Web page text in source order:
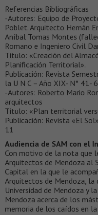
Referencias Bibliográficas
-Autores: Equipo de
Poblet. Arquitecto Hemán
Aníbal Tomas Montes
Romano e Ingeniero Civil
Titulo: «Creación del
Planificación Territorial».
Publicación: Revista
la U N C – Año XIX- N° 41-
-Autores: Roberto Mario
arquitectos
Titulo: «Plan territorial
Publicación: Revista «El
11
Audiencia de SAM con el
Con motivo de la nota que
Arquitectos de Mendoza al
Capital en la que le
Arquitectos de Mendoza,
Universidad de Mendoza y
Mendoza acerca de los
memoria de los caídos en